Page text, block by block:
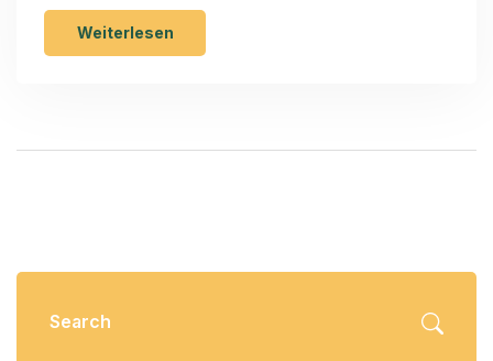
Zukunft bei Level(s) liegt.
Weiterlesen